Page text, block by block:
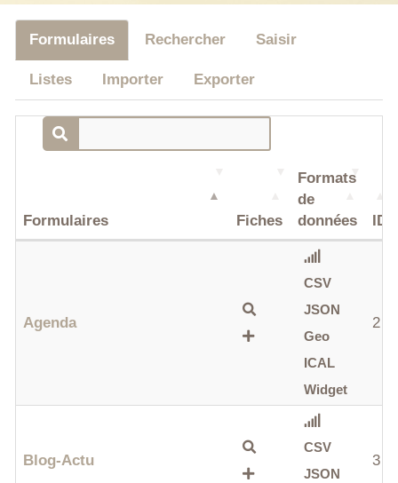
Formulaires Rechercher Saisir
Listes Importer Exporter
Formulaires Fiches
Formats
de
données
ID
Agenda
CSV
JSON
Geo
ICAL
Widget
2
Blog-Actu
CSV
JSON
3